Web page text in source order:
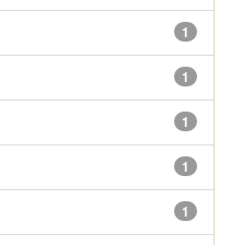
1
1
1
1
1